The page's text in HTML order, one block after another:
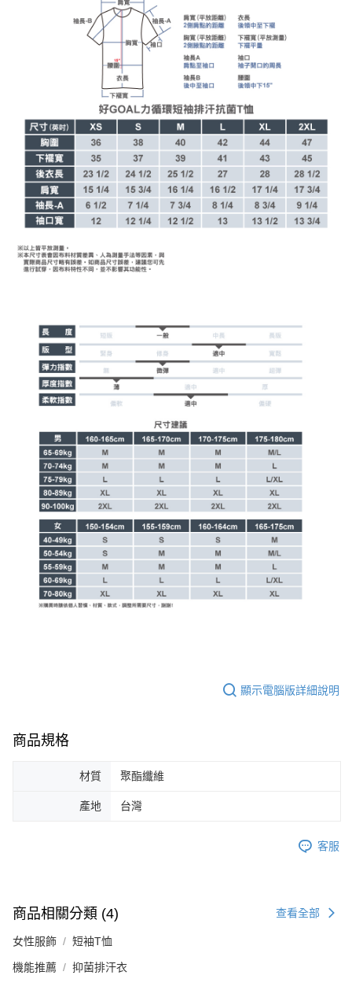
顯示電腦版詳細說明
商品規格
材質 聚酯纖維
產地 台灣
客服
商品相關分類 (4) 查看全部
女性服飾 短袖T恤
機能推薦 抑菌排汗衣